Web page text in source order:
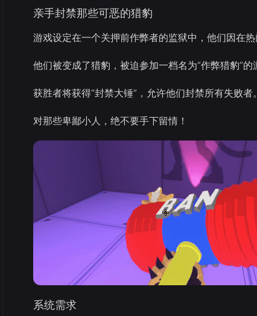
亲手封禁那些可恶的猎豹
游戏设定在一个关押前作弊者的监狱中，他们因在
他们被变成了猎豹，被迫参加一档名为“作弊猎豹”的
获胜者将获得“封禁大锤”，允许他们封禁所有失败者。
对那些卑鄙小人，绝不要手下留情！
系统需求